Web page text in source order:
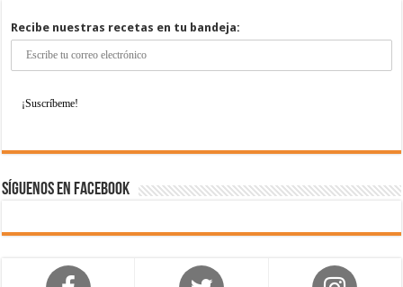
Recibe nuestras recetas en tu bandeja:
Síguenos en Facebook